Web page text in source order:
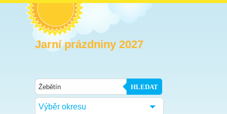
Jarní prázdniny 2027
HLEDAT
Výběr okresu